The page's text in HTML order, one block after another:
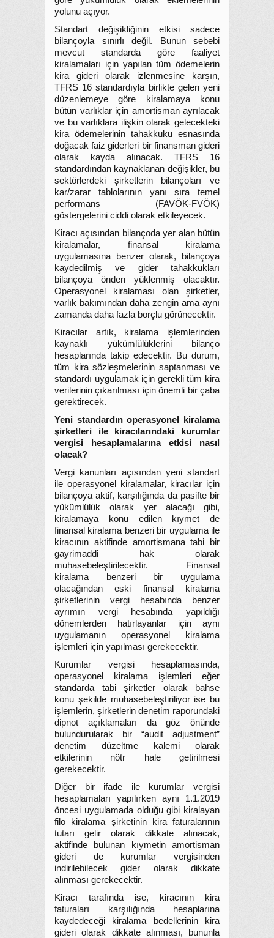
yolunu açıyor.
Standart değişikliğinin etkisi sadece
bilançoyla sınırlı değil. Bunun sebebi
mevcut standarda göre faaliyet
kiralamaları için yapılan tüm ödemelerin
kira gideri olarak izlenmesine karşın,
TFRS 16 standardıyla birlikte gelen yeni
düzenlemeye göre kiralamaya konu
bütün varlıklar için amortisman ayrılacak
ve bu varlıklara ilişkin olarak gelecekteki
kira ödemelerinin tahakkuku esnasında
doğacak faiz giderleri bir finansman gideri
olarak kayda alınacak. TFRS 16
standardından kaynaklanan değişikler, bu
sektörlerdeki şirketlerin bilançoları ve
kar/zarar tablolarının yanı sıra temel
performans (FAVÖK-FVÖK)
göstergelerini ciddi olarak etkileyecek.
Kiracı açısından bilançoda yer alan bütün
kiralamalar, finansal kiralama
uygulamasına benzer olarak, bilançoya
kaydedilmiş ve gider tahakkukları
bilançoya önden yüklenmiş olacaktır.
Operasyonel kiralaması olan şirketler,
varlık bakımından daha zengin ama aynı
zamanda daha fazla borçlu görünecektir.
Kiracılar artık, kiralama işlemlerinden
kaynaklı yükümlülüklerini bilanço
hesaplarında takip edecektir. Bu durum,
tüm kira sözleşmelerinin saptanması ve
standardı uygulamak için gerekli tüm kira
verilerinin çıkarılması için önemli bir çaba
gerektirecek.
Yeni standardın operasyonel kiralama
şirketleri ile kiracılarındaki kurumlar
vergisi hesaplamalarına etkisi nasıl
olacak?
Vergi kanunları açısından yeni standart
ile operasyonel kiralamalar, kiracılar için
bilançoya aktif, karşılığında da pasifte bir
yükümlülük olarak yer alacağı gibi,
kiralamaya konu edilen kıymet de
finansal kiralama benzeri bir uygulama ile
kiracının aktifinde amortismana tabi bir
gayrimaddi hak olarak
muhasebeleştirilecektir. Finansal
kiralama benzeri bir uygulama
olacağından eski finansal kiralama
şirketlerinin vergi hesabında benzer
ayrımın vergi hesabında yapıldığı
dönemlerden hatırlayanlar için aynı
uygulamanın operasyonel kiralama
işlemleri için yapılması gerekecektir.
Kurumlar vergisi hesaplamasında,
operasyonel kiralama işlemleri eğer
standarda tabi şirketler olarak bahse
konu şekilde muhasebeleştiriliyor ise bu
işlemlerin, şirketlerin denetim raporundaki
dipnot açıklamaları da göz önünde
bulundurularak bir “audit adjustment”
denetim düzeltme kalemi olarak
etkilerinin nötr hale getirilmesi
gerekecektir.
Diğer bir ifade ile kurumlar vergisi
hesaplamaları yapılırken aynı 1.1.2019
öncesi uygulamada olduğu gibi kiralayan
filo kiralama şirketinin kira faturalarının
tutarı gelir olarak dikkate alınacak,
aktifinde bulunan kıymetin amortisman
gideri de kurumlar vergisinden
indirilebilecek gider olarak dikkate
alınması gerekecektir.
Kiracı tarafında ise, kiracının kira
faturaları karşılığında hesaplarına
kaydedeceği kiralama bedellerinin kira
gideri olarak dikkate alınması, bununla